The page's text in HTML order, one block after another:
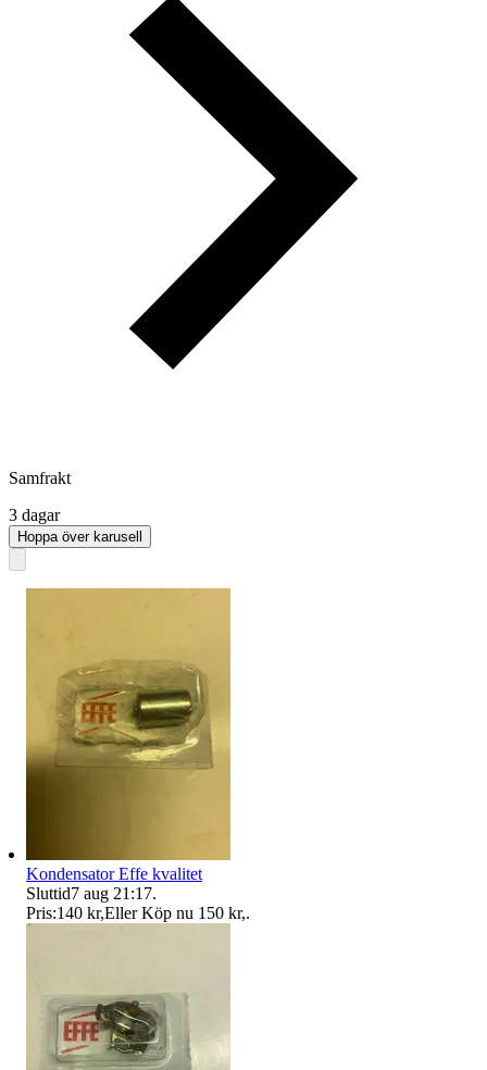
Samfrakt
3 dagar
Hoppa över karusell
Kondensator Effe kvalitet
Sluttid7 aug 21:17.
Pris:140 kr,Eller Köp nu 150 kr,.